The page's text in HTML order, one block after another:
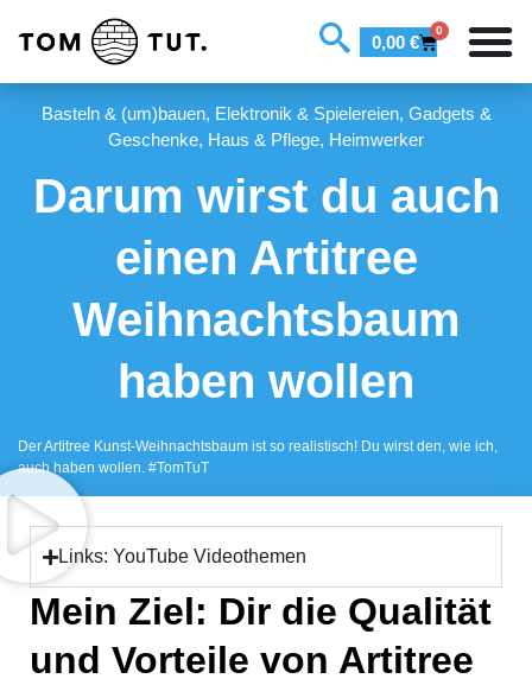
0,00 €
0
Basteln & (um)bauen, Elektronik & Spielereien, Gadgets &
Geschenke, Haus & Pflege, Heimwerker
Darum wirst du auch
einen Artitree
Weihnachtsbaum
haben wollen
Der Artitree Kunst-Weihnachtsbaum ist so realistisch! Du wirst den, wie ich,
auch haben wollen. #TomTuT
Links: YouTube Videothemen
Mein Ziel: Dir die Qualität
und Vorteile von Artitree